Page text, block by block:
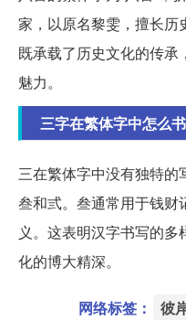
家，以原名黎雯，擅长历
既承载了历史文化的传
魅力。
三字在繁体字中怎么
三在繁体字中没有独特的
叁和弎。叁通常用于钱财
义。这表明汉字书写的
化的博大精深。
网络标签： 彼